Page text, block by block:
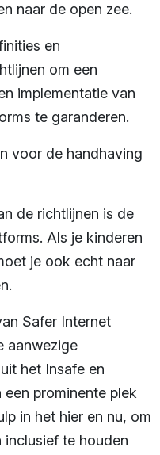
naar de open zee.
en
om een
implementatie van
te garanderen.
voor de handhaving
de richtlijnen is de
Als je kinderen
je ook echt naar
Safer Internet
aanwezige
het Insafe en
prominente plek
in het hier en nu, om
inclusief te houden